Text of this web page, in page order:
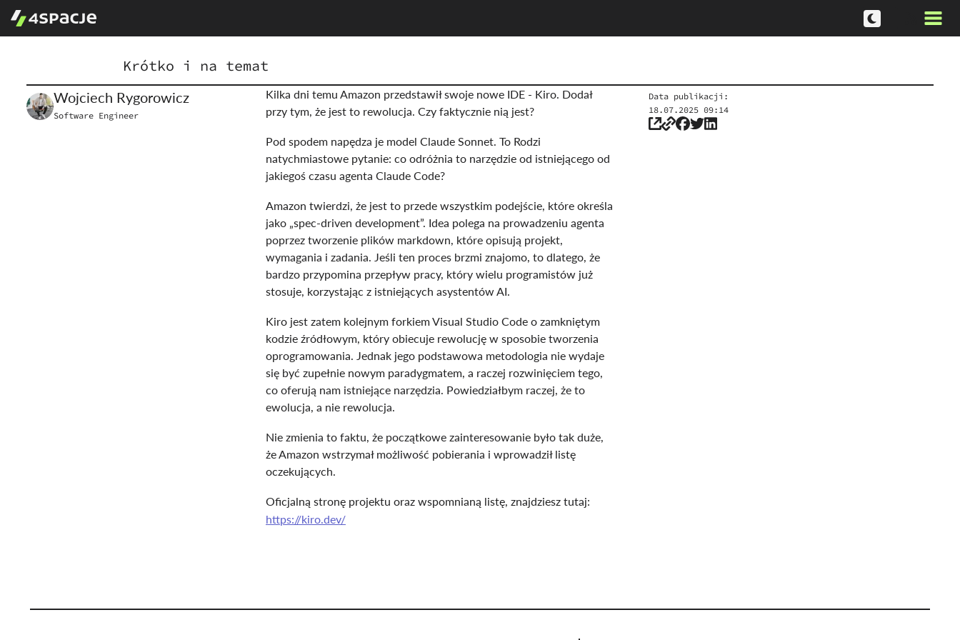
Krótko i na temat
Wojciech Rygorowicz
Software Engineer
Kilka dni temu Amazon przedstawił swoje nowe IDE - Kiro. Dodał
przy tym, że jest to rewolucja. Czy faktycznie nią jest?
Pod spodem napędza je model Claude Sonnet. To Rodzi
natychmiastowe pytanie: co odróżnia to narzędzie od istniejącego od
jakiegoś czasu agenta Claude Code?
Amazon twierdzi, że jest to przede wszystkim podejście, które określa
jako „spec-driven development”. Idea polega na prowadzeniu agenta
poprzez tworzenie plików markdown, które opisują projekt,
wymagania i zadania. Jeśli ten proces brzmi znajomo, to dlatego, że
bardzo przypomina przepływ pracy, który wielu programistów już
stosuje, korzystając z istniejących asystentów AI.
Kiro jest zatem kolejnym forkiem Visual Studio Code o zamkniętym
kodzie źródłowym, który obiecuje rewolucję w sposobie tworzenia
oprogramowania. Jednak jego podstawowa metodologia nie wydaje
się być zupełnie nowym paradygmatem, a raczej rozwinięciem tego,
co oferują nam istniejące narzędzia. Powiedziałbym raczej, że to
ewolucja, a nie rewolucja.
Nie zmienia to faktu, że początkowe zainteresowanie było tak duże,
że Amazon wstrzymał możliwość pobierania i wprowadził listę
oczekujących.
Oficjalną stronę projektu oraz wspomnianą listę, znajdziesz tutaj:
https://kiro.dev/
Data publikacji:
18.07.2025 09:14